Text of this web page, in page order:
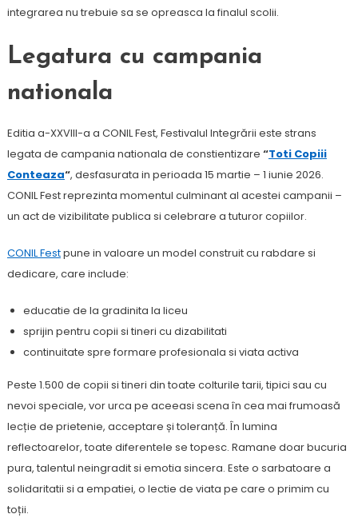
integrarea nu trebuie sa se opreasca la finalul scolii.
Legatura cu campania
nationala
Editia a-XXVIII-a a CONIL Fest, Festivalul Integrării este strans
legata de campania nationala de constientizare “Toti Copiii
Conteaza“, desfasurata in perioada 15 martie – 1 iunie 2026.
CONIL Fest reprezinta momentul culminant al acestei campanii –
un act de vizibilitate publica si celebrare a tuturor copiilor.
CONIL Festpune in valoare un model construit cu rabdare si
dedicare, care include:
educatie de la gradinita la liceu
sprijin pentru copii si tineri cu dizabilitati
continuitate spre formare profesionala si viata activa
Peste 1.500 de copii si tineri din toate colturile tarii, tipici sau cu
nevoi speciale, vor urca pe aceeasi scena în cea mai frumoasă
lecție de prietenie, acceptare și toleranță. În lumina
reflectoarelor, toate diferentele se topesc. Ramane doar bucuria
pura, talentul neingradit si emotia sincera. Este o sarbatoare a
solidaritatii si a empatiei, o lectie de viata pe care o primim cu
toții.